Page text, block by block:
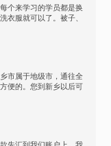
个来学习的学员都是换
衣服就可以了。被子、
市属于地级市，通往全
便的。您到新乡以后可